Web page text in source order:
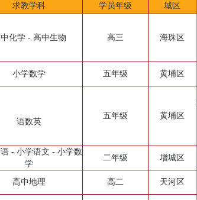
求教学科 学员年级 城区
化学 - 高中生物 高三 海珠区
小学数学 五年级 黄埔区
语数英
五年级 黄埔区
- 小学语文 - 小学数
学
二年级 增城区
高中地理 高二 天河区